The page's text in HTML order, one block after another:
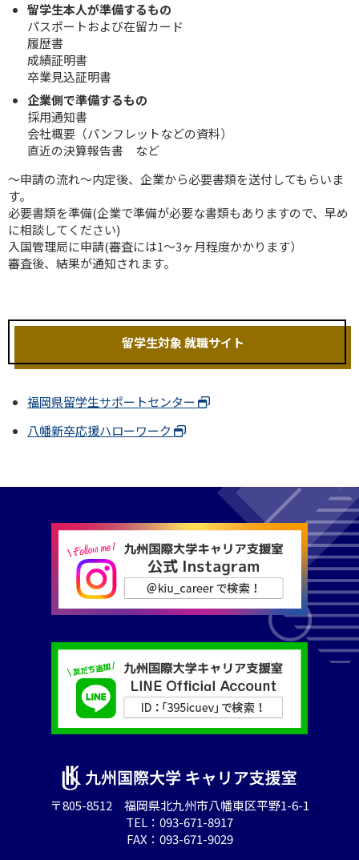
留学生本人が準備するもの
パスポートおよび在留カード
履歴書
成績証明書
卒業見込証明書
企業側で準備するもの
採用通知書
会社概要（パンフレットなどの資料）
直近の決算報告書 など
～申請の流れ～内定後、企業から必要書類を送付してもらいま
す。
必要書類を準備(企業で準備が必要な書類もありますので、早め
に相談してください)
入国管理局に申請(審査には1〜3ヶ月程度かかります）
審査後、結果が通知されます。
留学生対象 就職サイト
福岡県留学生サポートセンター
八幡新卒応援ハローワーク
〒805-8512 福岡県北九州市八幡東区平野1-6-1
TEL： 093-671-8917
FAX：093-671-9029